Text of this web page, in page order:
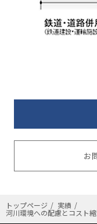
お
トップページ 実績
河川環境への配慮とコスト